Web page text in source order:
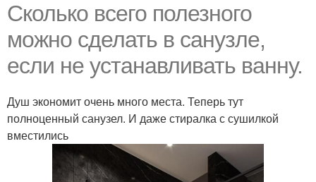
Сколько всего полезного
можно сделать в санузле,
если не устанавливать ванну.
Душ экономит очень много места. Теперь тут
полноценный санузел. И даже стиралка с сушилкой
вместились